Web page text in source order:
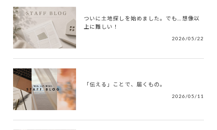
ついに土地探しを始めました。でも…想像以
上に難しい！
2026/05/22
「伝える」ことで、届くもの。
2026/05/11